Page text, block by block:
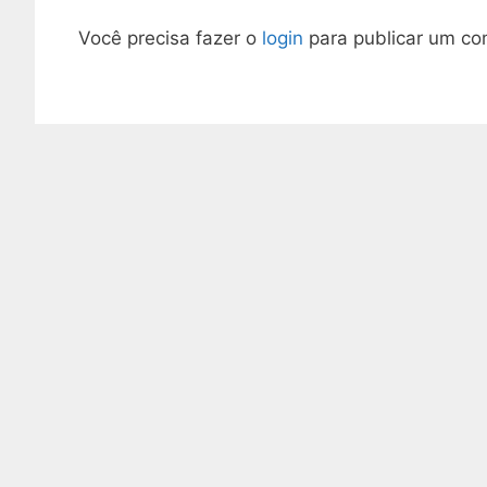
Você precisa fazer o login para publicar um